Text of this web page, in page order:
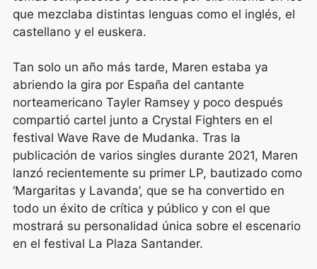
que mezclaba distintas lenguas como el inglés, el
castellano y el euskera.
Tan solo un año más tarde, Maren estaba ya
abriendo la gira por España del cantante
norteamericano Tayler Ramsey y poco después
compartió cartel junto a Crystal Fighters en el
festival Wave Rave de Mudanka. Tras la
publicación de varios singles durante 2021, Maren
lanzó recientemente su primer LP, bautizado como
‘Margaritas y Lavanda’, que se ha convertido en
todo un éxito de crítica y público y con el que
mostrará su personalidad única sobre el escenario
en el festival La Plaza Santander.